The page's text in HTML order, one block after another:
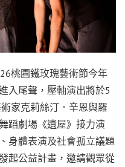
桃園鐵玫瑰藝術節今年
入尾聲，壓軸演出將於5
家克莉絲汀．辛恩與羅
蹈劇場《遺屋》接力演
身體表演及社會孤立議題
起公益計畫，邀請觀眾從